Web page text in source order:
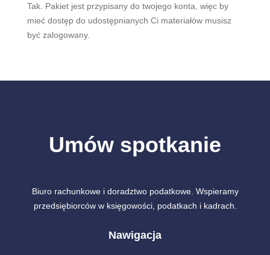
Tak. Pakiet jest przypisany do twojego konta, więc by
mieć dostęp do udostępnianych Ci materiałów musisz
być zalogowany.
Umów spotkanie
Biuro rachunkowe i doradztwo podatkowe. Wspieramy
przedsiębiorców w księgowości, podatkach i kadrach.
Nawigacja